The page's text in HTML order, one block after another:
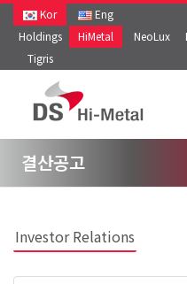
Kor
Eng
Holdings
HiMetal NeoLux
Tigris
결산공고
Investor Relations